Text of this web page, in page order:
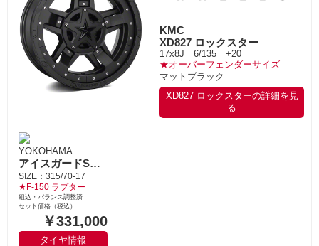
KMC
XD827 ロックスター
17x8J 6/135 +20
★オーバーフェンダーサイズ
マットブラック
XD827 ロックスターの詳細を見
る
YOKOHAMA
アイスガードSUV G075
SIZE：315/70-17
★F-150 ラプター
組込・バランス調整済
セット価格（税込）
￥331,000
タイヤ情報